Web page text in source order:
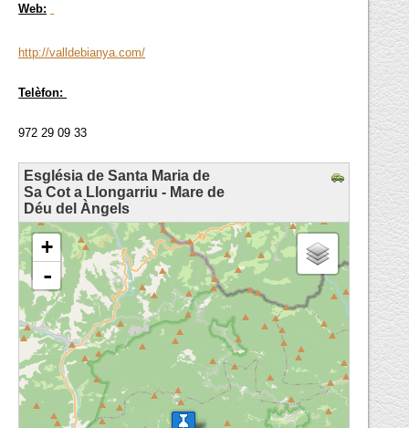
Web:
http://valldebianya.com/
Telèfon:
972 29 09 33
Església de Santa Maria de
Sa Cot a Llongarriu - Mare de
Déu del Àngels
loading map - please wait...
+
-